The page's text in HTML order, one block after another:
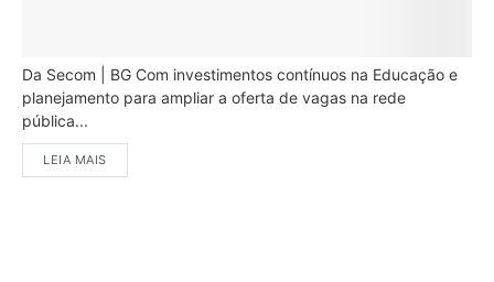
Da Secom | BG Com investimentos contínuos na Educação e
planejamento para ampliar a oferta de vagas na rede
pública...
LEIA MAIS